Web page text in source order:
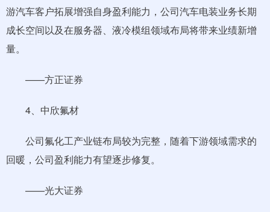
游汽车客户拓展增强自身盈利能力，公司汽车电装业务长期
成长空间以及在服务器、液冷模组领域布局将带来业绩新增
量。
——方正证券
4、中欣氟材
公司氟化工产业链布局较为完整，随着下游领域需求的
回暖，公司盈利能力有望逐步修复。
——光大证券